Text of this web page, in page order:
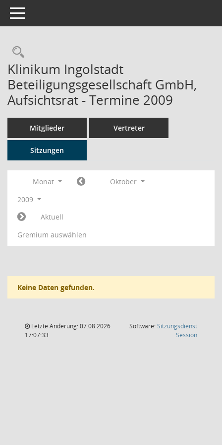
Toggle navigation
Rechercheauswahl
Klinikum Ingolstadt
Beteiligungsgesellschaft GmbH,
Aufsichtsrat - Termine 2009
Mitglieder Vertreter
Sitzungen
Monat
Oktober
2009
Aktuell
Gremium auswählen
Keine Daten gefunden.
Letzte Änderung: 07.08.2026
17:07:33
Software:Sitzungsdienst
Session(Wird in